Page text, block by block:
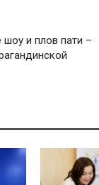
и плов пати –